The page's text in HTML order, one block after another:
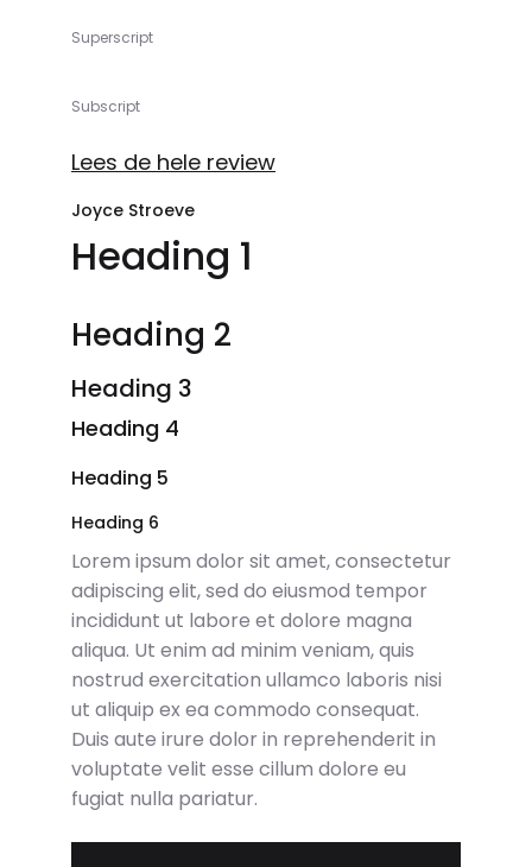
Superscript
Subscript
Lees de hele review
Joyce Stroeve
Heading 1
Heading 2
Heading 3
Heading 4
Heading 5
Heading 6
Lorem ipsum dolor sit amet, consectetur
adipiscing elit, sed do eiusmod tempor
incididunt ut labore et dolore magna
aliqua. Ut enim ad minim veniam, quis
nostrud exercitation ullamco laboris nisi
ut aliquip ex ea commodo consequat.
Duis aute irure dolor in reprehenderit in
voluptate velit esse cillum dolore eu
fugiat nulla pariatur.